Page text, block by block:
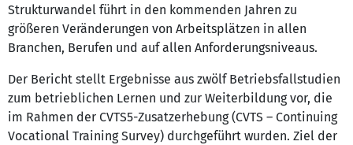
Strukturwandel führt in den kommenden Jahren zu
größeren Veränderungen von Arbeitsplätzen in allen
Branchen, Berufen und auf allen Anforderungsniveaus.
Der Bericht stellt Ergebnisse aus zwölf Betriebsfallstudien
zum betrieblichen Lernen und zur Weiterbildung vor, die
im Rahmen der CVTS5-Zusatzerhebung (CVTS – Continuing
Vocational Training Survey) durchgeführt wurden. Ziel der